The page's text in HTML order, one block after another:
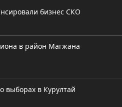
бизнес СКО
в район Магжана
выборах в Курултай